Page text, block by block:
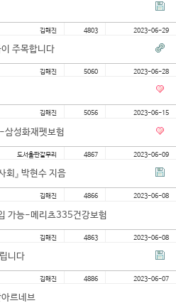
보기
자료실
단소식
강좌신청
묻는질문
라인상담
주목합니다
김해진 2023-06-29
4803
김해진 2023-06-28
5060
삼성화재펫보험
김해진 2023-06-15
5056
회』 박현수 지음
도서출판갈무리 2023-06-09
4867
가능-메리츠335건강보험
김해진 2023-06-08
4866
니다
김해진 2023-06-08
4863
르네브
김해진 2023-06-07
4886